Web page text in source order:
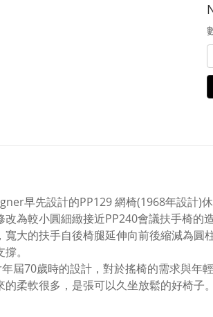
早先設計的PP129 網椅(1968年設計)
為較小圓細緻接近PP240會議扶手椅的
寬大的扶手自後椅腿延伸向前後縮減為
。
屆70歲時的設計，對於搖椅的需求與年
柔軟很多，是張可以久坐放鬆的好椅子。